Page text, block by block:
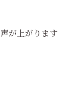
が上がります